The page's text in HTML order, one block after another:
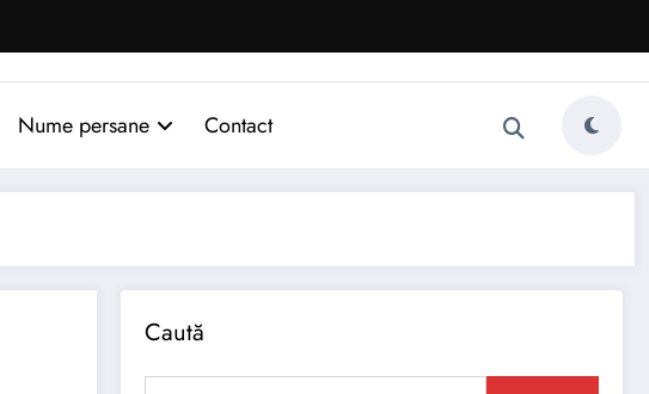
Nume persane Contact
Caută